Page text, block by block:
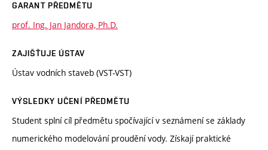
GARANT PŘEDMĚTU
prof. Ing. Jan Jandora, Ph.D.
ZAJIŠŤUJE ÚSTAV
Ústav vodních staveb (VST-VST)
VÝSLEDKY UČENÍ PŘEDMĚTU
Student splní cíl předmětu spočívající v seznámení se základy
numerického modelování proudění vody. Získají praktické